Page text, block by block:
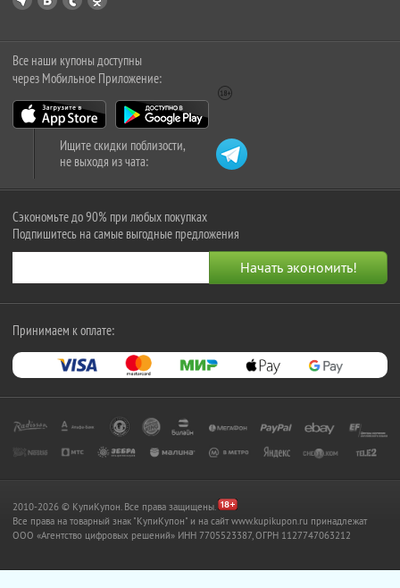
Все наши купоны доступны
через Мобильное Приложение:
Ищите скидки поблизости,
не выходя из чата:
Сэкономьте до 90% при любых покупках
Подпишитесь на самые выгодные предложения
Принимаем к оплате:
2010-2026 © КупиКупон. Все права защищены.
Все права на товарный знак "КупиКупон" и на сайт www.kupikupon.ru принадлежат
OOO «Агентство цифровых решений» ИНН 7705523387, ОГРН 1127747063212